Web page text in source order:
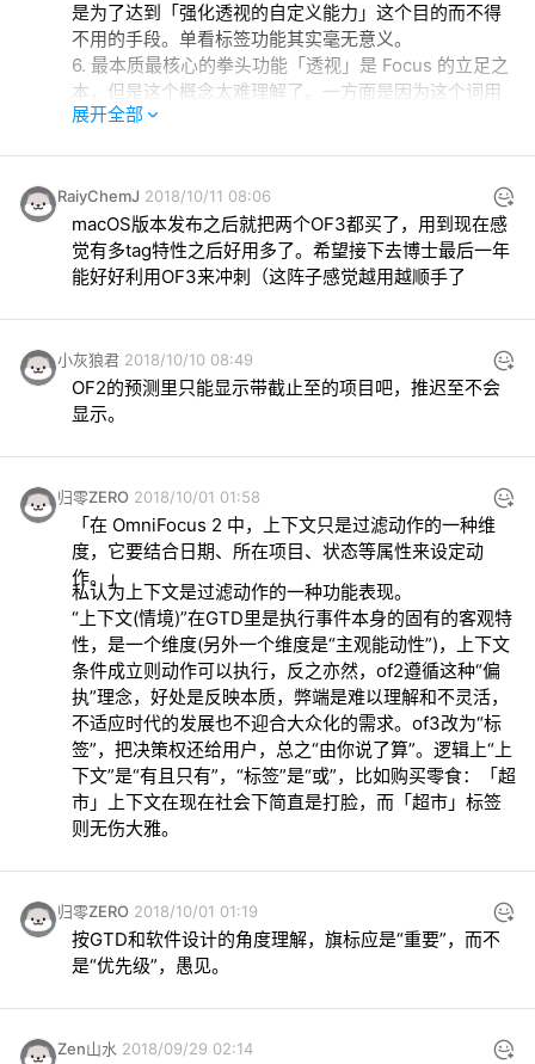
是为了达到「强化透视的自定义能力」这个目的而不得
6. 最本质最核心的拳头功能「透视」是 Focus 的立足之
本，但是这个概念太难理解了。一方面是因为这个词用
得不好 —— 我更愿意用「场景」来诠释之；或者，用计
么专业地处理茫茫多的复杂事务 —— 所以这个核心功能
7. 即使是我这样的深度用户，有时也无法恪守使用
Focus 工作流 —— 事情急而多的时候我宁愿直接记在一
8. 我绝不会向身边人推荐 Focus，你我才是异类。
展开全部
RaiyChemJ 2018/10/11 08:06
macOS版本发布之后就把两个OF3都买了，用到现在感
觉有多tag特性之后好用多了。希望接下去博士最后一年
能好好利用OF3来冲刺（这阵子感觉越用越顺手了
小灰狼君 2018/10/10 08:49
OF2的预测里只能显示带截止至的项目吧，推迟至不会
显示。
归零ZERO 2018/10/01 01:58
「在 OmniFocus 2 中，上下文只是过滤动作的一种维
度，它要结合日期、所在项目、状态等属性来设定动
作。」
私认为上下文是过滤动作的一种功能表现。
“上下文(情境)”在GTD里是执行事件本身的固有的客观特
性，是一个维度(另外一个维度是“主观能动性”)，上下文
条件成立则动作可以执行，反之亦然，of2遵循这种“偏
执”理念，好处是反映本质，弊端是难以理解和不灵活，
不适应时代的发展也不迎合大众化的需求。of3改为“标
签”，把决策权还给用户，总之“由你说了算”。逻辑上“上
下文”是“有且只有”，“标签”是“或”，比如购买零食：「超
市」上下文在现在社会下简直是打脸，而「超市」标签
则无伤大雅。
归零ZERO 2018/10/01 01:19
按GTD和软件设计的角度理解，旗标应是“重要”，而不
是“优先级”，愚见。
Zen山水 2018/09/29 02:14